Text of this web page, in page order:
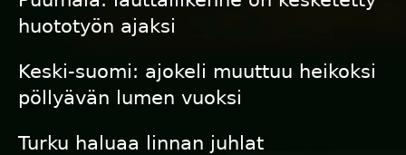
huototyön ajaksi
Keski-suomi: ajokeli muuttuu heikoksi
pöllyävän lumen vuoksi
Turku haluaa linnan juhlat